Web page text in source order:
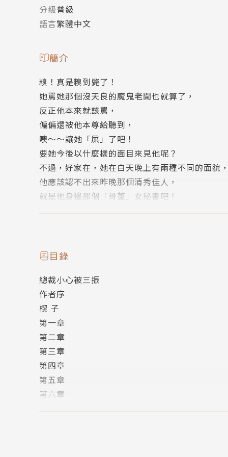
分級普級
語言繁體中文
簡介
糗！真是糗到斃了！
她罵她那個沒天良的魔鬼老闆也就算了，
反正他本來就該罵，
偏偏還被他本尊給聽到，
噢～～讓她「屎」了吧！
要她今後以什麼樣的面目來見他呢？
不過，好家在，她在白天晚上有兩種不同的面貌，
他應該認不出來昨晚那個清秀佳人，
就是他身邊那個「骨董」女秘書吧！
甚至，他還破天荒的關心起她來，
還是他今天早上出門被閃電電到，頭腦「阿達」了
目錄
總裁小心被三振
作者序
楔 子
第一章
第二章
第三章
第四章
第五章
第六章